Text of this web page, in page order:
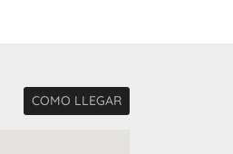
COMO LLEGAR